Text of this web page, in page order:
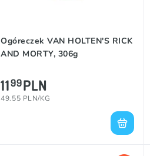
Ogóreczek VAN HOLTEN'S RICK
AND MORTY, 306g
1199PLN
49.55 PLN/KG